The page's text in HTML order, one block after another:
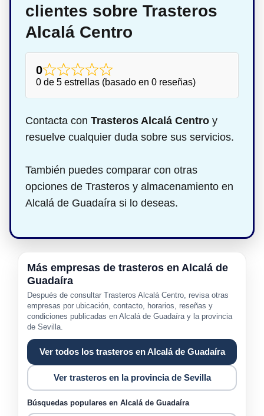
clientes sobre Trasteros
Alcalá Centro
0
0 de 5 estrellas (basado en 0 reseñas)
Contacta con Trasteros Alcalá Centro y
resuelve cualquier duda sobre sus servicios.
También puedes comparar con otras
opciones de Trasteros y almacenamiento en
Alcalá de Guadaíra si lo deseas.
Más empresas de trasteros en Alcalá de
Guadaíra
Después de consultar Trasteros Alcalá Centro, revisa otras
empresas por ubicación, contacto, horarios, reseñas y
condiciones publicadas en Alcalá de Guadaíra y la provincia
de Sevilla.
Ver todos los trasteros en Alcalá de Guadaíra
Ver trasteros en la provincia de Sevilla
Búsquedas populares en Alcalá de Guadaíra